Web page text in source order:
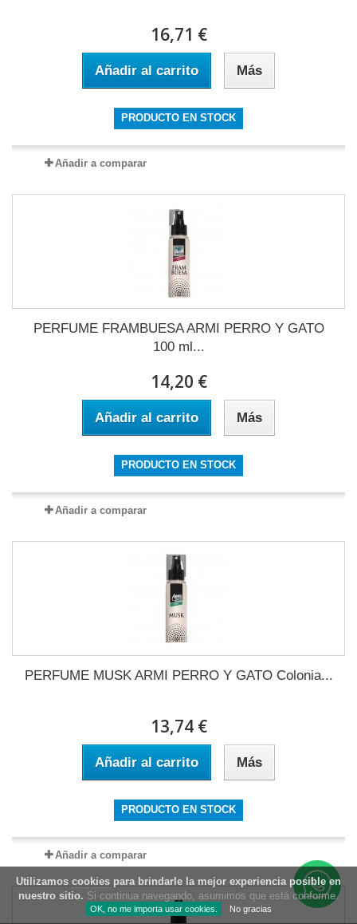
Utilizamos cookies para brindarle la mejor experiencia posible en
nuestro sitio. Si continua navegando, asumimos que está conforme.
OK, no me importa usar cookies. No gracias
16,71 €
Añadir al carrito Más
PRODUCTO EN STOCK
Añadir a comparar
PERFUME FRAMBUESA ARMI PERRO Y GATO
100 ml...
14,20 €
Añadir al carrito Más
PRODUCTO EN STOCK
Añadir a comparar
PERFUME MUSK ARMI PERRO Y GATO Colonia...
13,74 €
Añadir al carrito Más
PRODUCTO EN STOCK
Añadir a comparar